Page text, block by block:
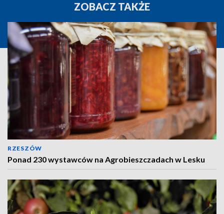
ZOBACZ TAKŻE
RZESZÓW
Ponad 230 wystawców na Agrobieszczadach w Lesku